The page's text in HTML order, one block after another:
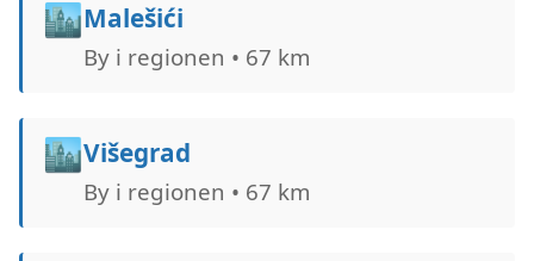
🏙️Malešići
By i regionen • 67 km
🏙️Višegrad
By i regionen • 67 km